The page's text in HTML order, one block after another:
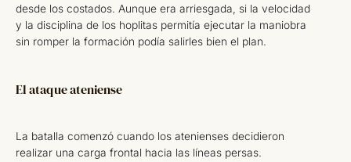
desde los costados. Aunque era arriesgada, si la velocidad
y la disciplina de los hoplitas permitía ejecutar la maniobra
sin romper la formación podía salirles bien el plan.
El ataque ateniense
La batalla comenzó cuando los atenienses decidieron
realizar una carga frontal hacia las líneas persas.